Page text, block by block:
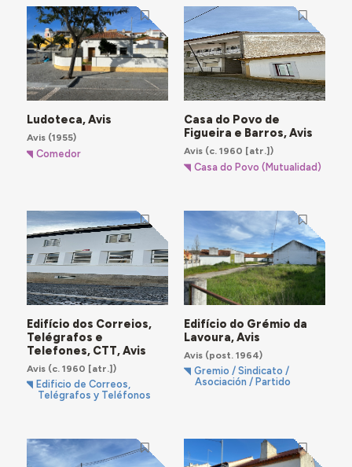
Ludoteca, Avis
Avis(1955)
Comedor
Casa do Povo de
Figueira e Barros, Avis
Avis(c. 1960 [atr.])
Casa do Povo (Mutualidad)
Edifício dos Correios,
Telégrafos e
Telefones, CTT, Avis
Avis(c. 1960 [atr.])
Edificio de Correos,
Telégrafos y Teléfonos
Edifício do Grémio da
Lavoura, Avis
Avis(post. 1964)
Gremio / Sindicato /
Asociación / Partido